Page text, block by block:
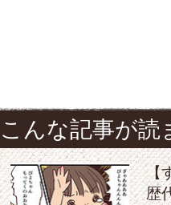
こんな記事が読
【
歴